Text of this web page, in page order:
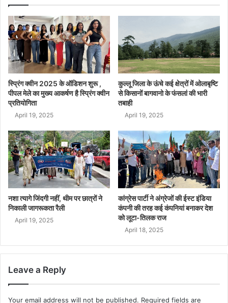
स्प्रिंग क्वीन 2025 के ऑडिशन शुरू ,
पीपल मेले का मुख्य आकर्षण है स्प्रिंग क्वीन
प्रतियोगिता
April 19, 2025
कुल्लू जिला के ऊंचे कई क्षेत्रों में ओलाबृष्टि
से किसानों बागवानो के फंसलां की भारी
तबाही
April 19, 2025
नशा त्यागे जिंदगी नहीं, थीम पर छात्रों ने
निकाली जागरूकता रैली
April 19, 2025
कांग्रेस पार्टी ने अंग्रेजों की ईस्ट इंडिया
कंपनी की तरह कई कंपनियां बनाकर देश
को लूटा-तिलक राज
April 18, 2025
Leave a Reply
Your email address will not be published. Required fields are